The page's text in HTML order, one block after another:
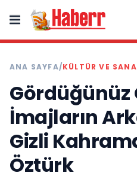
ANA SAYFA/KÜLTÜR VE
Gördüğünüz
İmajların
Gizli
Öztürk